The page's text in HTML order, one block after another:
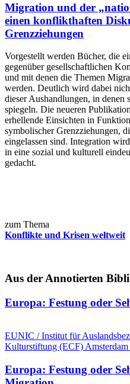
Migration und der
einen konflikthaften
Grenzziehungen
Vorgestellt werden Bücher, die
gegenüber gesellschaftlichen
und mit denen die Themen
werden. Deutlich wird dabei
dieser Aushandlungen, in denen
spiegeln. Die neueren
erhellende Einsichten in
symbolischer Grenzziehungen,
eingelassen sind. Integration
in eine sozial und kulturell
gedacht.
zum Thema
Konflikte und Krisen weltweit
Aus der Annotierten
Europa: Festung oder
EUNIC / Institut für
Kulturstiftung (ECF)
Europa: Festung oder